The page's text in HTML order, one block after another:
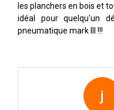
les planchers en bois et
idéal pour quelqu'un
pneumatique mark III !!!
j